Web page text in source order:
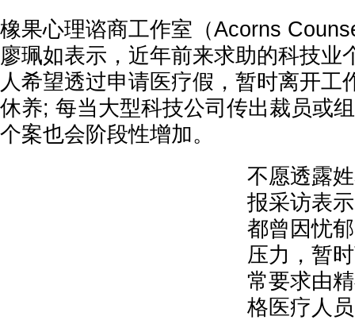
橡果心理谘商工作室（Acorns
廖珮如表示，近年前来求助的科技业
人希望透过申请医疗假，暂时离开工
休养; 每当大型科技公司传出裁员或
个案也会阶段性增加。
不愿透露
报采访表
都曾因忧
压力，暂
常要求由
格医疗人